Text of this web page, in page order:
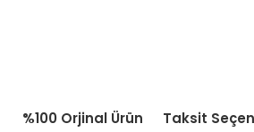
%100 Orjinal Ürün Taksit